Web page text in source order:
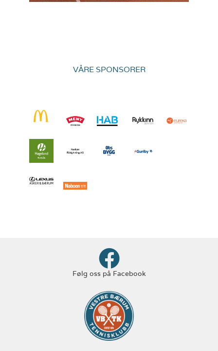
VÅRE SPONSORER
Følg oss på Facebook